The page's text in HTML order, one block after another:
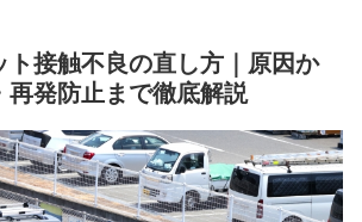
ト接触不良の直し方｜原因か
再発防止まで徹底解説